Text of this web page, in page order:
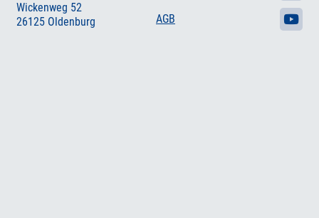
Wickenweg 52
26125 Oldenburg
AGB